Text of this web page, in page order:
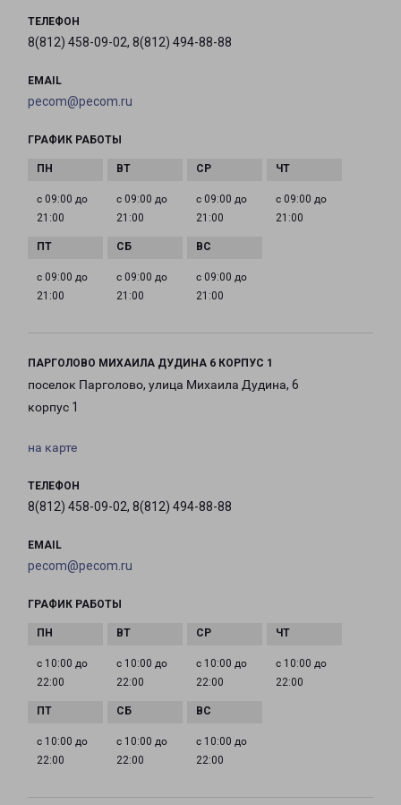
ТЕЛЕФОН
8(812) 458-09-02, 8(812) 494-88-88
EMAIL
pecom@pecom.ru
ГРАФИК РАБОТЫ
с 09:00 до
21:00
с 09:00 до
21:00
с 09:00 до
21:00
с 09:00 до
21:00
с 09:00 до
21:00
с 09:00 до
21:00
с 09:00 до
21:00
ПАРГОЛОВО МИХАИЛА ДУДИНА 6 КОРПУС 1
поселок Парголово, улица Михаила Дудина, 6
корпус 1
на карте
ТЕЛЕФОН
8(812) 458-09-02, 8(812) 494-88-88
EMAIL
pecom@pecom.ru
ГРАФИК РАБОТЫ
с 10:00 до
22:00
с 10:00 до
22:00
с 10:00 до
22:00
с 10:00 до
22:00
с 10:00 до
22:00
с 10:00 до
22:00
с 10:00 до
22:00